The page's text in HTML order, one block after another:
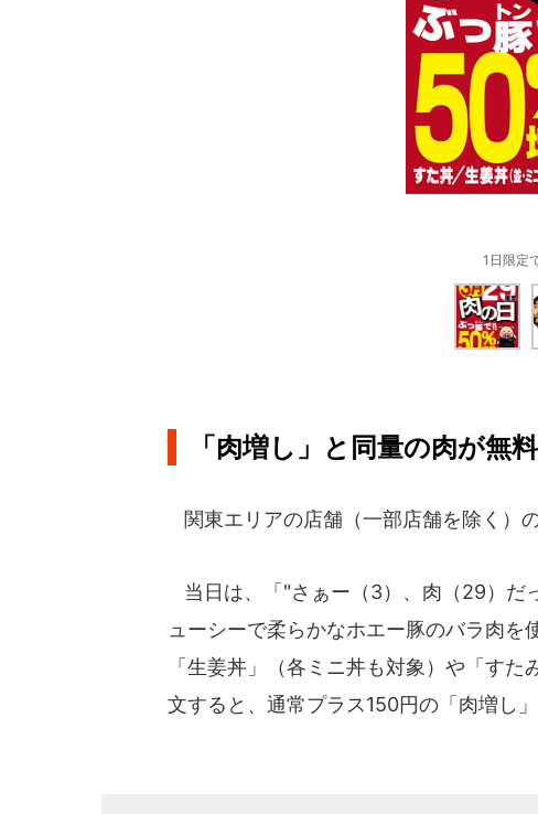
1日限定
「肉増し」と同量の肉が無
関東エリアの店舗（一部店舗を除く）
当日は、「"さぁー（3）、肉（29）だ
ューシーで柔らかなホエー豚のバラ肉を
「生姜丼」（各ミニ丼も対象）や「す
文すると、通常プラス150円の「肉増し